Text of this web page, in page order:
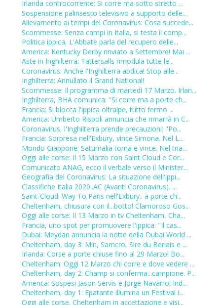
Irlanda controcorrente: Si corre ma sotto stretto ...
Sospensione palinsesto televisivo a supporto delle...
Allevamento ai tempi del Coronavirus: Cosa succede...
Scommesse: Senza campi in Italia, si testa il comp...
Politica ippica, L'Abbate parla del recupero delle...
America: Kentucky Derby rinviato a Settembre! Mai ...
Aste in Inghilterra: Tattersalls rimodula tutte le...
Coronavirus: Anche l'Inghilterra abdica! Stop alle...
Inghilterra: Annullato il Grand National!
Scommesse: Il programma di martedì 17 Marzo. Irlan...
Inghilterra, BHA comunica: "Si corre ma a porte ch...
Francia: Si blocca l'ippica oltralpe, tutto fermo ...
America: Umberto Rispoli annuncia che rimarrà in C...
Coronavirus, l'Inghilterra prende precauzioni: "Po...
Francia: Sorpresa nell'Exbury, vince Simona. Nel L...
Mondo Giappone: Saturnalia torna e vince. Nel tria...
Oggi alle corse: Il 15 Marzo con Saint Cloud e Cor...
Comunicato ANAG, ecco il verbale verso il Minister...
Geografia del Coronavirus: La situazione dell'ippi...
Classifiche Italia 2020..AC (Avanti Coronavirus). ...
Saint-Cloud: Way To Paris nell'Exbury.. a porte ch...
Cheltenham, chiusura con il...botto! Clamoroso Gos...
Oggi alle corse: Il 13 Marzo in tv Cheltenham, Cha...
Francia, uno spot per promuovere l'ippica: "Il cas...
Dubai: Meydan annuncia la notte della Dubai World ...
Cheltenham, day 3: Min, Samcro, Sire du Berlais e ...
Irlanda: Corse a porte chiuse fino al 29 Marzo! Bo...
Cheltenham: Oggi 12 Marzo chi corre e dove vedere ...
Cheltenham, day 2: Champ si conferma...campione. P...
America: Sospesi Jason Servis e Jorge Navarro! Ind...
Cheltenham, day 1: Epatante illumina un Festival i...
Oggi alle corse. Cheltenham in accettazione e visi...